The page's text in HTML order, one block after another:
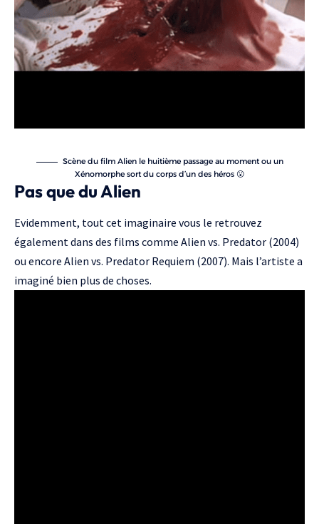
Scène du film Alien le huitième passage au moment ou un
Xénomorphe sort du corps d’un des héros 😮
Pas que du Alien
Evidemment, tout cet imaginaire vous le retrouvez
également dans des films comme Alien vs. Predator (2004)
ou encore Alien vs. Predator Requiem (2007). Mais l’artiste a
imaginé bien plus de choses.